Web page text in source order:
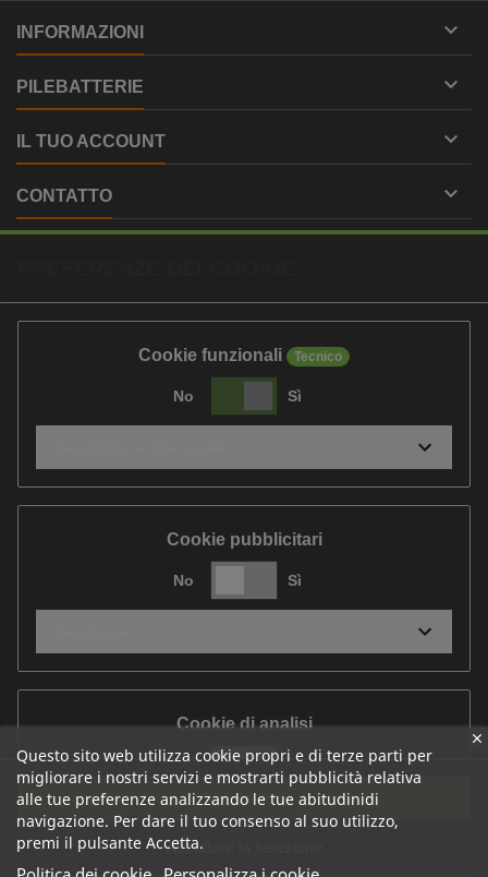
INFORMAZIONI 
PILEBATTERIE 
IL TUO ACCOUNT 
CONTATTO 
Questo sito web utilizza cookie propri e di terze parti per
migliorare i nostri servizi e mostrarti pubblicità relativa
alle tue preferenze analizzando le tue abitudinidi
navigazione. Per dare il tuo consenso al suo utilizzo,
premi il pulsante Accetta.
Cookie funzionali Tecnico
No Sì
Cookie pubblicitari
No Sì
Cookie di analisi
No Sì
Descrizione
Accettare la selezione
Accetta tutti